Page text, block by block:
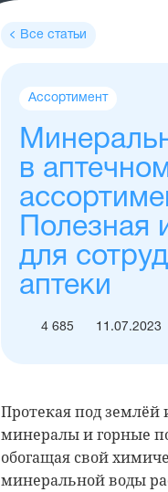
Все статьи
в
для
аптеки
Теги
Ассортимент
4 685 11.07.2023
Протекая под землёй
минералы и горные
обогащая свой
минеральной воды